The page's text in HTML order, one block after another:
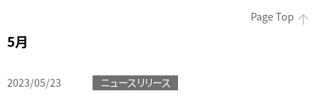
Page Top
5月
2023/05/23
ニュースリリース